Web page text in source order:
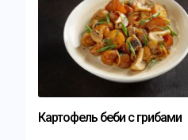
Картофель беби с грибами